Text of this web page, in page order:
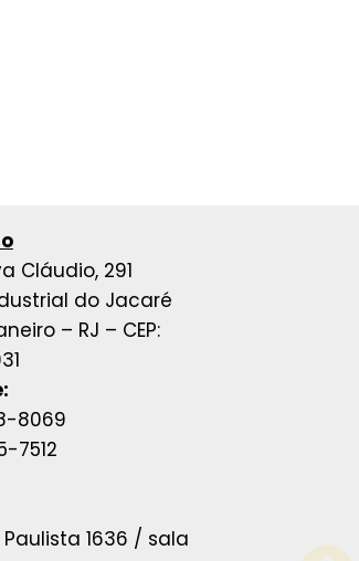
Cláudio, 291
do Jacaré
– RJ – CEP:
8069
7512
1636 / sala